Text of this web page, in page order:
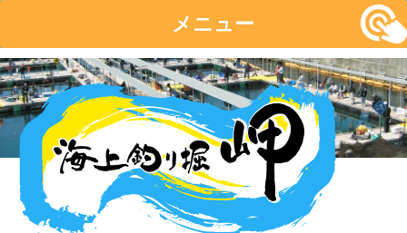
メニュー
コ
ン
テ
ン